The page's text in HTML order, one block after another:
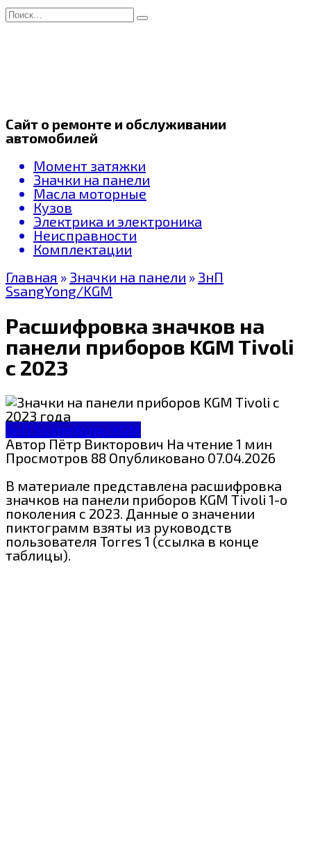
Перейти
к
Search
for:
Сайт о ремонте и обслуживании
автомобилей
Момент затяжки
Значки на панели
Масла моторные
Кузов
Электрика и электроника
Неисправности
Комплектации
Главная » Значки на панели » ЗнП
SsangYong/KGM
Расшифровка значков на
панели приборов KGM Tivoli
с 2023
ЗнП SsangYong/KGM
АвторПётр Викторович На чтение 1 мин
Просмотров 88 Опубликовано 07.04.2026
В материале представлена расшифровка
значков на панели приборов KGM Tivoli 1-о
поколения с 2023. Данные о значении
пиктограмм взяты из руководств
пользователя Torres 1 (ссылка в конце
таблицы).